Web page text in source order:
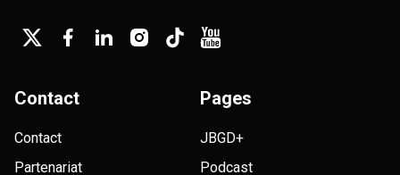
Contact
Contact
Partenariat
Pages
JBGD+
Podcast